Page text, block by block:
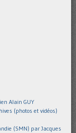
Alain GUY
(photos et vidéos)
(SMN) par Jacques